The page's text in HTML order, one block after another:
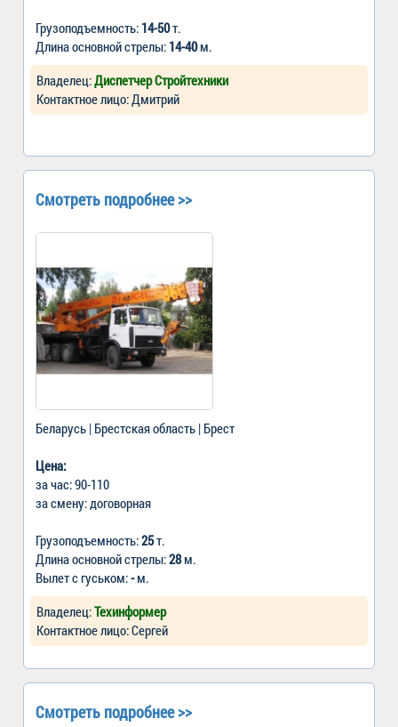
Грузоподъемность: 14-50т.
Длина основной стрелы: 14-40м.
Владелец:Диспетчер Стройтехники
Контактное лицо: Дмитрий
Смотреть подробнее >>
Беларусь | Брестская область | Брест
Цена:
за час: 90-110
за смену: договорная
Грузоподъемность:25т.
Длина основной стрелы:28м.
Вылет с гуськом:-м.
Владелец:Техинформер
Контактное лицо: Сергей
Смотреть подробнее >>